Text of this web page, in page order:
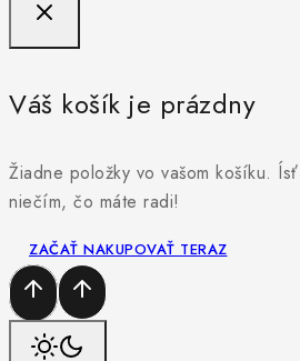
Váš košík je prázdny
Žiadne položky vo vašom košíku.
niečím, čo máte radi!
ZAČAŤ NAKUPOVAŤ TERAZ